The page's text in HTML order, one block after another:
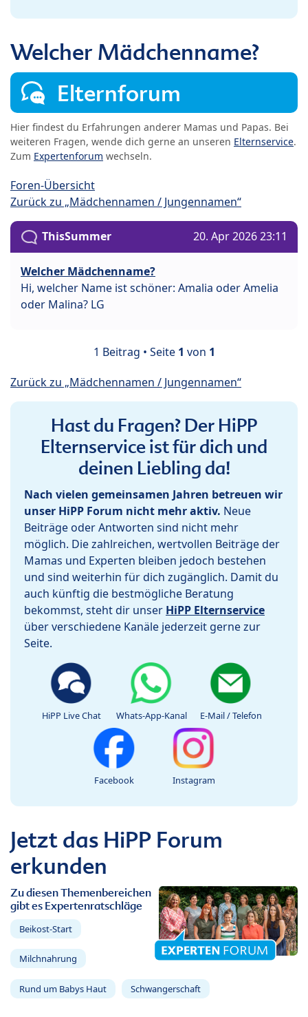
Welcher Mädchenname?
Elternforum
Hier findest du Erfahrungen anderer Mamas und Papas. Bei
weiteren Fragen, wende dich gerne an unseren Elternservice.
Zum Expertenforum wechseln.
Foren-Übersicht
Zurück zu „Mädchennamen / Jungennamen“
ThisSummer 20. Apr 2026 23:11
Welcher Mädchenname?
Hi, welcher Name ist schöner: Amalia oder Amelia
oder Malina? LG
1 Beitrag • Seite 1 von 1
Zurück zu „Mädchennamen / Jungennamen“
Hast du Fragen? Der HiPP
Elternservice ist für dich und
deinen Liebling da!
Nach vielen gemeinsamen Jahren betreuen wir
unser HiPP Forum nicht mehr aktiv. Neue
Beiträge oder Antworten sind nicht mehr
möglich. Die zahlreichen, wertvollen Beiträge der
Mamas und Experten bleiben jedoch bestehen
und sind weiterhin für dich zugänglich. Damit du
auch künftig die bestmögliche Beratung
bekommst, steht dir unser HiPP Elternservice
über verschiedene Kanäle jederzeit gerne zur
Seite.
HiPP Live Chat Whats-App-Kanal E-Mail / Telefon
Facebook Instagram
Jetzt das HiPP Forum
erkunden
Zu diesen Themenbereichen
gibt es Expertenratschläge
Beikost-Start
Milchnahrung
Rund um Babys Haut Schwangerschaft